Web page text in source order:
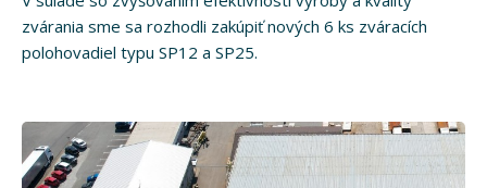
zvárania sme sa rozhodli zakúpiť nových 6 ks zváracích
polohovadiel typu SP12 a SP25.